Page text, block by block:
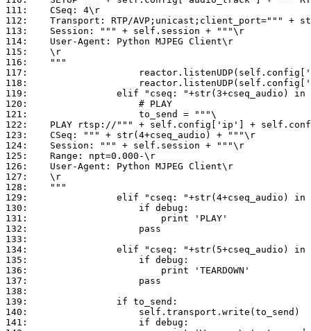
111:	CSeq: 4\r
112:	Transport: RTP/AVP;unicast;client_port=""" + str(self.config['udp_port_audio']) + """-"""+ str(self.config['udp_port_audio'] + 1) + """\r
113:	Session: """ + self.session + """\r
114:	User-Agent: Python MJPEG Client\r
115:	\r
116:	"""
117:	                reactor.listenUDP(self.config['udp_port_audio'], rtp_audio_client.RTP_AUDIO_Client(self.config))
118:	                reactor.listenUDP(self.config['udp_port_audio'] + 1, rtcp_client.RTCP_Client()) # RTCP
119:	            elif "cseq: "+str(3+cseq_audio) in data_ln:
120:	                # PLAY
121:	                to_send = """\
122:	PLAY rtsp://""" + self.config['ip'] + self.config['request'] + """/ RTSP/1.0\r
123:	CSeq: """ + str(4+cseq_audio) + """\r
124:	Session: """ + self.session + """\r
125:	Range: npt=0.000-\r
126:	User-Agent: Python MJPEG Client\r
127:	\r
128:	"""
129:	            elif "cseq: "+str(4+cseq_audio) in data_ln:
130:	                if debug:
131:	                    print 'PLAY'
132:	                pass
133:
134:	            elif "cseq: "+str(5+cseq_audio) in data_ln:
135:	                if debug:
136:	                    print 'TEARDOWN'
137:	                pass
138:
139:	            if to_send:
140:	                self.transport.write(to_send)
141:	                if debug: